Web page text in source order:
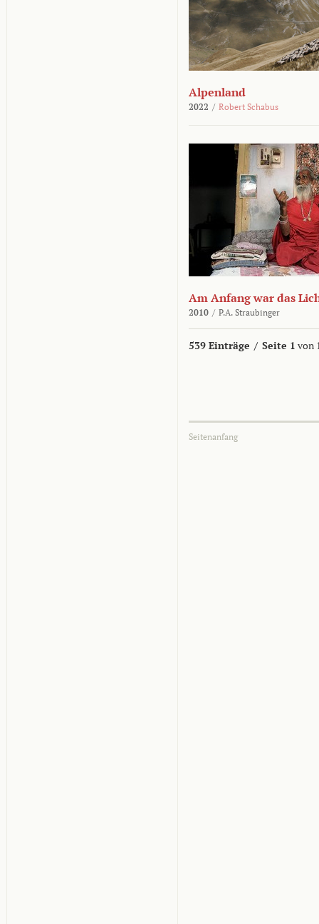
Alpenland
2022 / Robert Schabus
Am Anfang war das
2010 / P.A. Straubinger
539 Einträge / Seite 1 von
Seitenanfang